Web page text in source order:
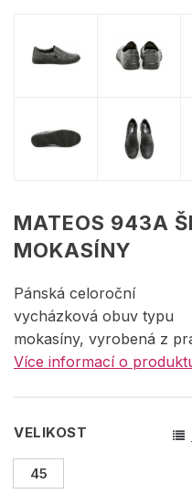
MATEOS 943A
MOKASÍNY
Pánská celoroční
vycházková obuv typu
mokasíny, vyrobená z
Více informací o
VELIKOST
45